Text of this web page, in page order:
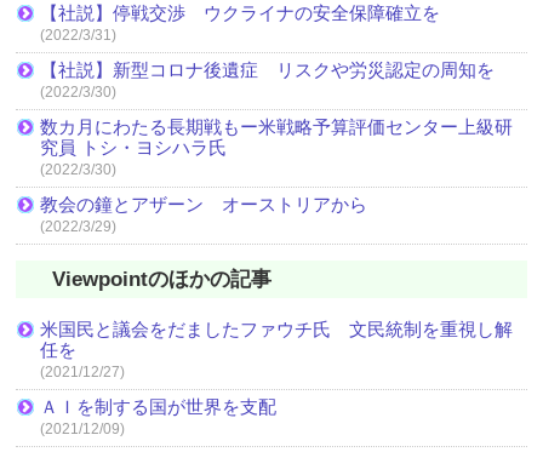
【社説】停戦交渉 ウクライナの安全保障確立を
(2022/3/31)
【社説】新型コロナ後遺症 リスクや労災認定の周知を
(2022/3/30)
数カ月にわたる長期戦もー米戦略予算評価センター上級研
究員 トシ・ヨシハラ氏
(2022/3/30)
教会の鐘とアザーン オーストリアから
(2022/3/29)
Viewpointのほかの記事
米国民と議会をだましたファウチ氏 文民統制を重視し解
任を
(2021/12/27)
ＡＩを制する国が世界を支配
(2021/12/09)